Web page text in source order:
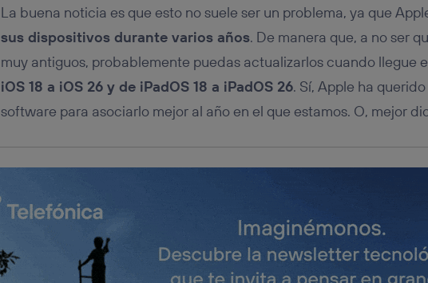
La buena noticia es que esto no suele ser un problema, ya que
sus dispositivos durante varios años. De manera que, a no ser
muy antiguos, probablemente puedas actualizarlos cuando llegue
iOS 18 a iOS 26 y de iPadOS 18 a iPadOS 26. Sí, Apple ha
software para asociarlo mejor al año en el que estamos. O, mejor